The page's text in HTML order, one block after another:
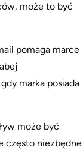
może to być
pomaga marce
marka posiada
może być
często niezbędne